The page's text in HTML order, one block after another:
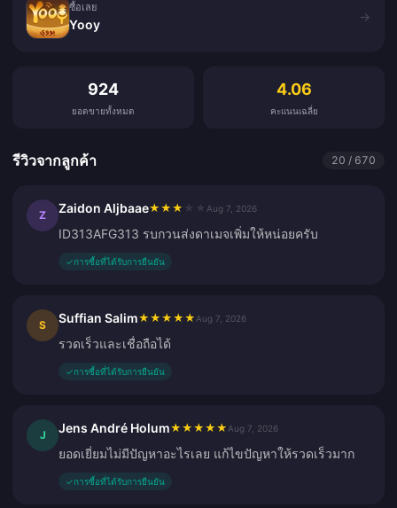
ซื้อเลย
Yooy
→
924
ยอดขายทั้งหมด
4.06
คะแนนเฉลี่ย
รีวิวจากลูกค้า 20 / 670
Z Zaidon Aljbaae★ ★ ★ Aug 7, 2026
ID313AFG313 รบกวนส่งดาเมจเพิ่มให้หน่อยครับ
✓การซื้อที่ได้รับการยืนยัน
S Suffian Salim★ ★ ★ ★ ★ Aug 7, 2026
รวดเร็วและเชื่อถือได้
✓การซื้อที่ได้รับการยืนยัน
J Jens André Holum★ ★ ★ ★ ★ Aug 7, 2026
ยอดเยี่ยมไม่มีปัญหาอะไรเลย แก้ไขปัญหาให้รวดเร็วมาก
✓การซื้อที่ได้รับการยืนยัน